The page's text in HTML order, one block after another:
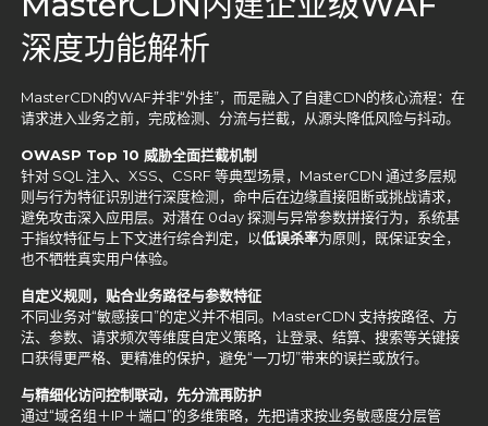
深度功能解析
MasterCDN的WAF并非“外挂”，而是融入了自建CDN的核心流程：在
请求进入业务之前，完成检测、分流与拦截，从源头降低风险与抖动。
OWASP Top 10 威胁全面拦截机制
针对 SQL 注入、XSS、CSRF 等典型场景，MasterCDN 通过多层规
则与行为特征识别进行深度检测，命中后在边缘直接阻断或挑战请求，
避免攻击深入应用层。对潜在 0day 探测与异常参数拼接行为，系统基
于指纹特征与上下文进行综合判定，以低误杀率为原则，既保证安全，
也不牺牲真实用户体验。
自定义规则，贴合业务路径与参数特征
不同业务对“敏感接口”的定义并不相同。MasterCDN 支持按路径、方
法、参数、请求频次等维度自定义策略，让登录、结算、搜索等关键接
口获得更严格、更精准的保护，避免“一刀切”带来的误拦或放行。
与精细化访问控制联动，先分流再防护
通过“域名组＋IP＋端口”的多维策略，先把请求按业务敏感度分层管